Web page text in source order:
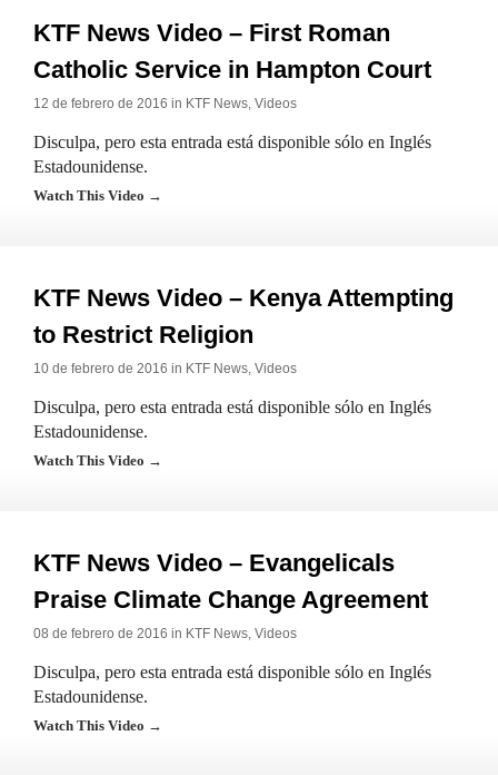
KTF News Video – First Roman
Catholic Service in Hampton Court
12 de febrero de 2016 in KTF News, Videos
Disculpa, pero esta entrada está disponible sólo en Inglés
Estadounidense.
Watch This Video →
KTF News Video – Kenya Attempting
to Restrict Religion
10 de febrero de 2016 in KTF News, Videos
Disculpa, pero esta entrada está disponible sólo en Inglés
Estadounidense.
Watch This Video →
KTF News Video – Evangelicals
Praise Climate Change Agreement
08 de febrero de 2016 in KTF News, Videos
Disculpa, pero esta entrada está disponible sólo en Inglés
Estadounidense.
Watch This Video →